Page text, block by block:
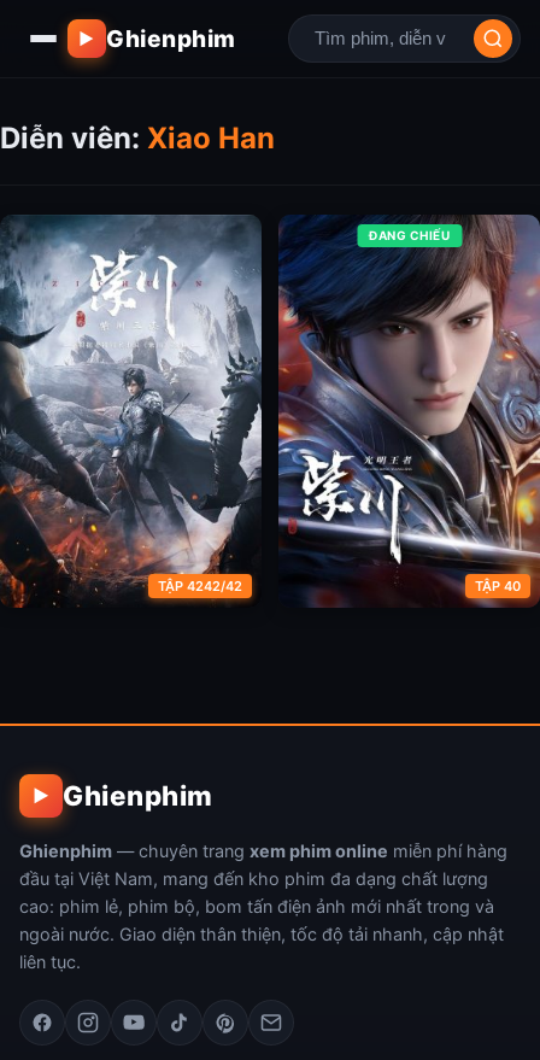
▶ Ghienphim
Diễn viên: Xiao Han
TẬP 4242/42
ĐANG CHIẾU
TẬP 40
▶ Ghienphim
Ghienphim — chuyên trang xem phim online miễn phí hàng
đầu tại Việt Nam, mang đến kho phim đa dạng chất lượng
cao: phim lẻ, phim bộ, bom tấn điện ảnh mới nhất trong và
ngoài nước. Giao diện thân thiện, tốc độ tải nhanh, cập nhật
liên tục.